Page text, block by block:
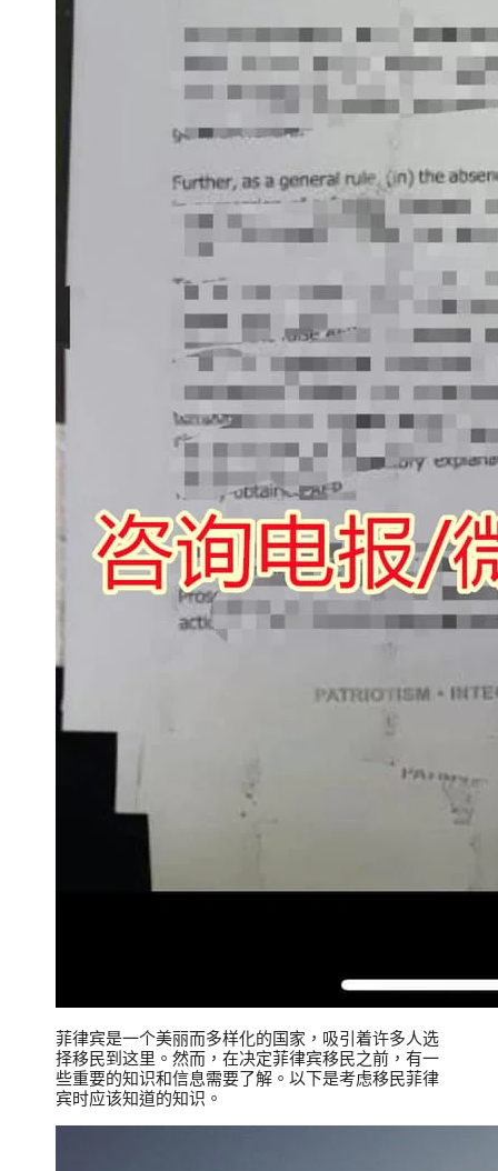
菲律宾是一个美丽而多样化的国家，吸引着许多人选
择移民到这里。然而，在决定菲律宾移民之前，有一
些重要的知识和信息需要了解。以下是考虑移民菲律
宾时应该知道的知识。